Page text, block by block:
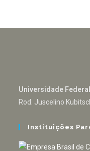
Universidade
Rod. Juscelino
Instituições